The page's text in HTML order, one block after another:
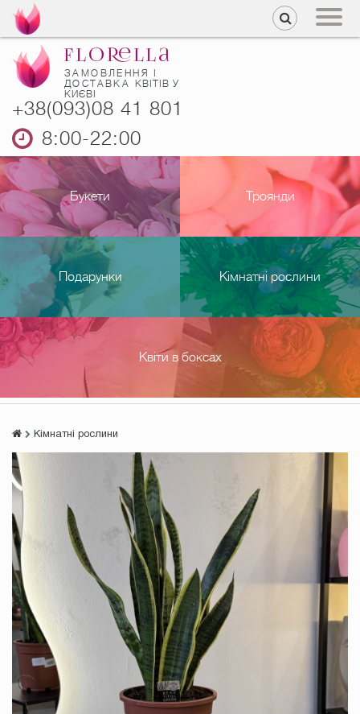
ЗАМОВЛЕННЯ І
ДОСТАВКА КВІТІВ У
КИЄВІ
+38(093)08 41 801
8:00-22:00
Букети Троянди
Подарунки Кімнатні рослини
Квіти в боксах
Кімнатні рослини